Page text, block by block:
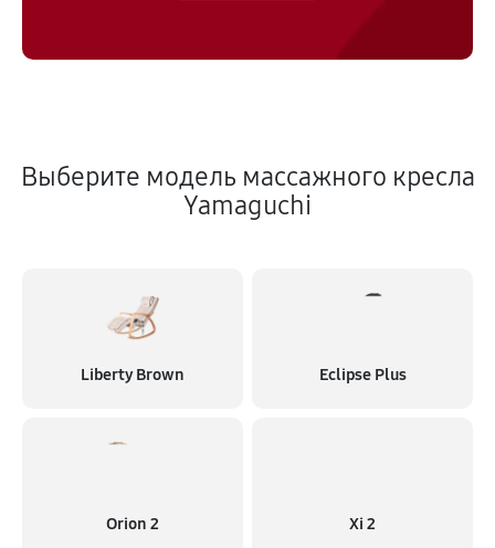
Выберите модель массажного кресла
Yamaguchi
Liberty Brown Eclipse Plus
Orion 2 Xi 2